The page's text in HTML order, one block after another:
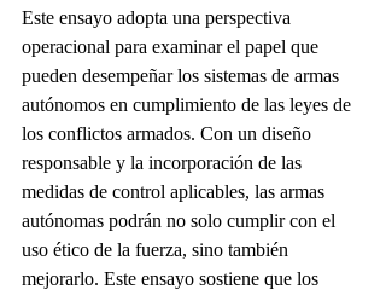
Este ensayo adopta una perspectiva
operacional para examinar el papel que
pueden desempeñar los sistemas de armas
autónomos en cumplimiento de las leyes de
los conflictos armados. Con un diseño
responsable y la incorporación de las
medidas de control aplicables, las armas
autónomas podrán no solo cumplir con el
uso ético de la fuerza, sino también
mejorarlo. Este ensayo sostiene que los